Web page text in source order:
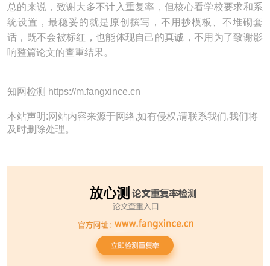
总的来说，致谢大多不计入重复率，但核心看学校要求和系
统设置，最稳妥的就是原创撰写，不用抄模板、不堆砌套
话，既不会被标红，也能体现自己的真诚，不用为了致谢影
响整篇论文的查重结果。
知网检测 https://m.fangxince.cn
本站声明:网站内容来源于网络,如有侵权,请联系我们,我们将
及时删除处理。